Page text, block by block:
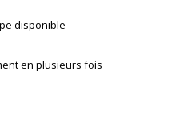
disponible
en plusieurs fois